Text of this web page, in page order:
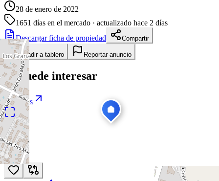
28 de enero de 2022
1651 días en el mercado · actualizado hace 2 días
Descargar ficha de propiedad
Compartir
Añadir a tablero Reportar anuncio
Te puede interesar
Ver todas
1/11
Venta
Nuevo